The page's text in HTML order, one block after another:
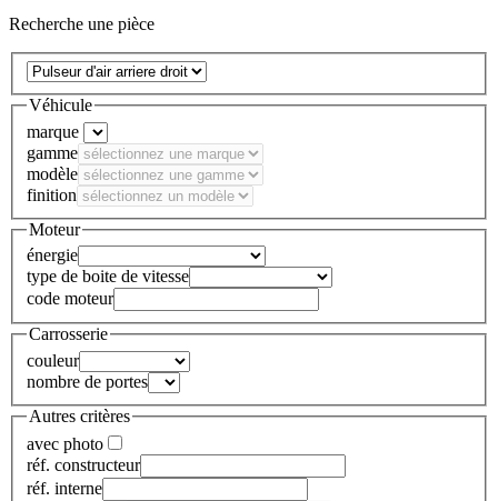
Recherche une pièce
Véhicule
marque
gamme
modèle
finition
Moteur
énergie
type de boite de vitesse
code moteur
Carrosserie
couleur
nombre de portes
Autres critères
avec photo
réf. constructeur
réf. interne